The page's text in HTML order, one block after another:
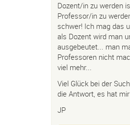
Dozent/in zu werden
Professor/in zu
schwer! Ich mag das
als Dozent wird man
ausgebeutet... man
Professoren nicht
viel mehr...
Viel Glück bei der
die Antwort, es hat
JP